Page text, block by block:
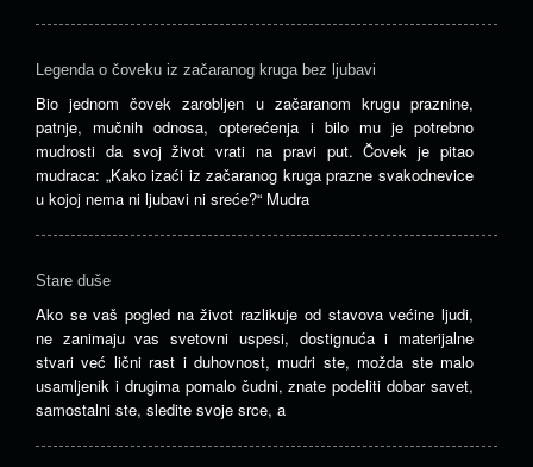
Legenda o čoveku iz začaranog kruga bez ljubavi
Bio jednom čovek zarobljen u začaranom krugu praznine,
patnje, mučnih odnosa, opterećenja i bilo mu je potrebno
mudrosti da svoj život vrati na pravi put. Čovek je pitao
mudraca: „Kako izaći iz začaranog kruga prazne svakodnevice
u kojoj nema ni ljubavi ni sreće?“ Mudra
Stare duše
Ako se vaš pogled na život razlikuje od stavova većine ljudi,
ne zanimaju vas svetovni uspesi, dostignuća i materijalne
stvari već lični rast i duhovnost, mudri ste, možda ste malo
usamljenik i drugima pomalo čudni, znate podeliti dobar savet,
samostalni ste, sledite svoje srce, a